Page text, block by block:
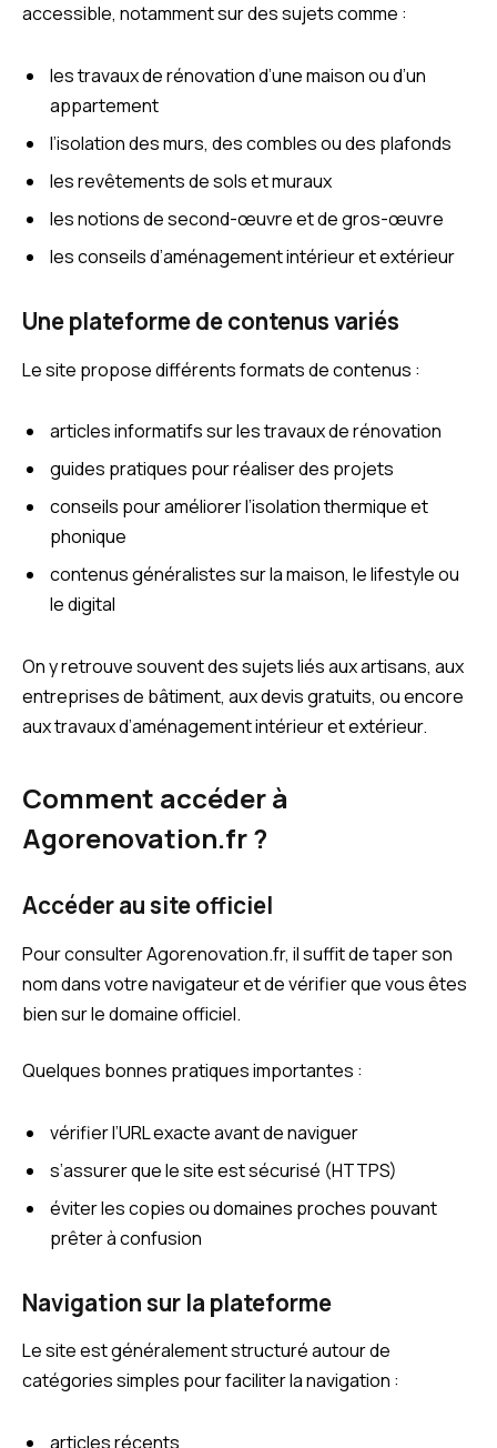
accessible, notamment sur des sujets comme :
les travaux de rénovation d’une maison ou d’un
appartement
l’isolation des murs, des combles ou des plafonds
les revêtements de sols et muraux
les notions de second-œuvre et de gros-œuvre
les conseils d’aménagement intérieur et extérieur
Une plateforme de contenus variés
Le site propose différents formats de contenus :
articles informatifs sur les travaux de rénovation
guides pratiques pour réaliser des projets
conseils pour améliorer l’isolation thermique et
phonique
contenus généralistes sur la maison, le lifestyle ou
le digital
On y retrouve souvent des sujets liés aux artisans, aux
entreprises de bâtiment, aux devis gratuits, ou encore
aux travaux d’aménagement intérieur et extérieur.
Comment accéder à
Agorenovation.fr ?
Accéder au site officiel
Pour consulter Agorenovation.fr, il suffit de taper son
nom dans votre navigateur et de vérifier que vous êtes
bien sur le domaine officiel.
Quelques bonnes pratiques importantes :
vérifier l’URL exacte avant de naviguer
s’assurer que le site est sécurisé (HTTPS)
éviter les copies ou domaines proches pouvant
prêter à confusion
Navigation sur la plateforme
Le site est généralement structuré autour de
catégories simples pour faciliter la navigation :
articles récents